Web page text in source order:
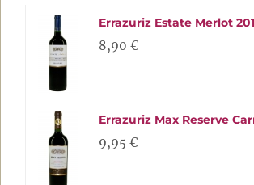
Errazuriz Estate Merlot
8,90 €
Errazuriz Max Reserve
9,95 €